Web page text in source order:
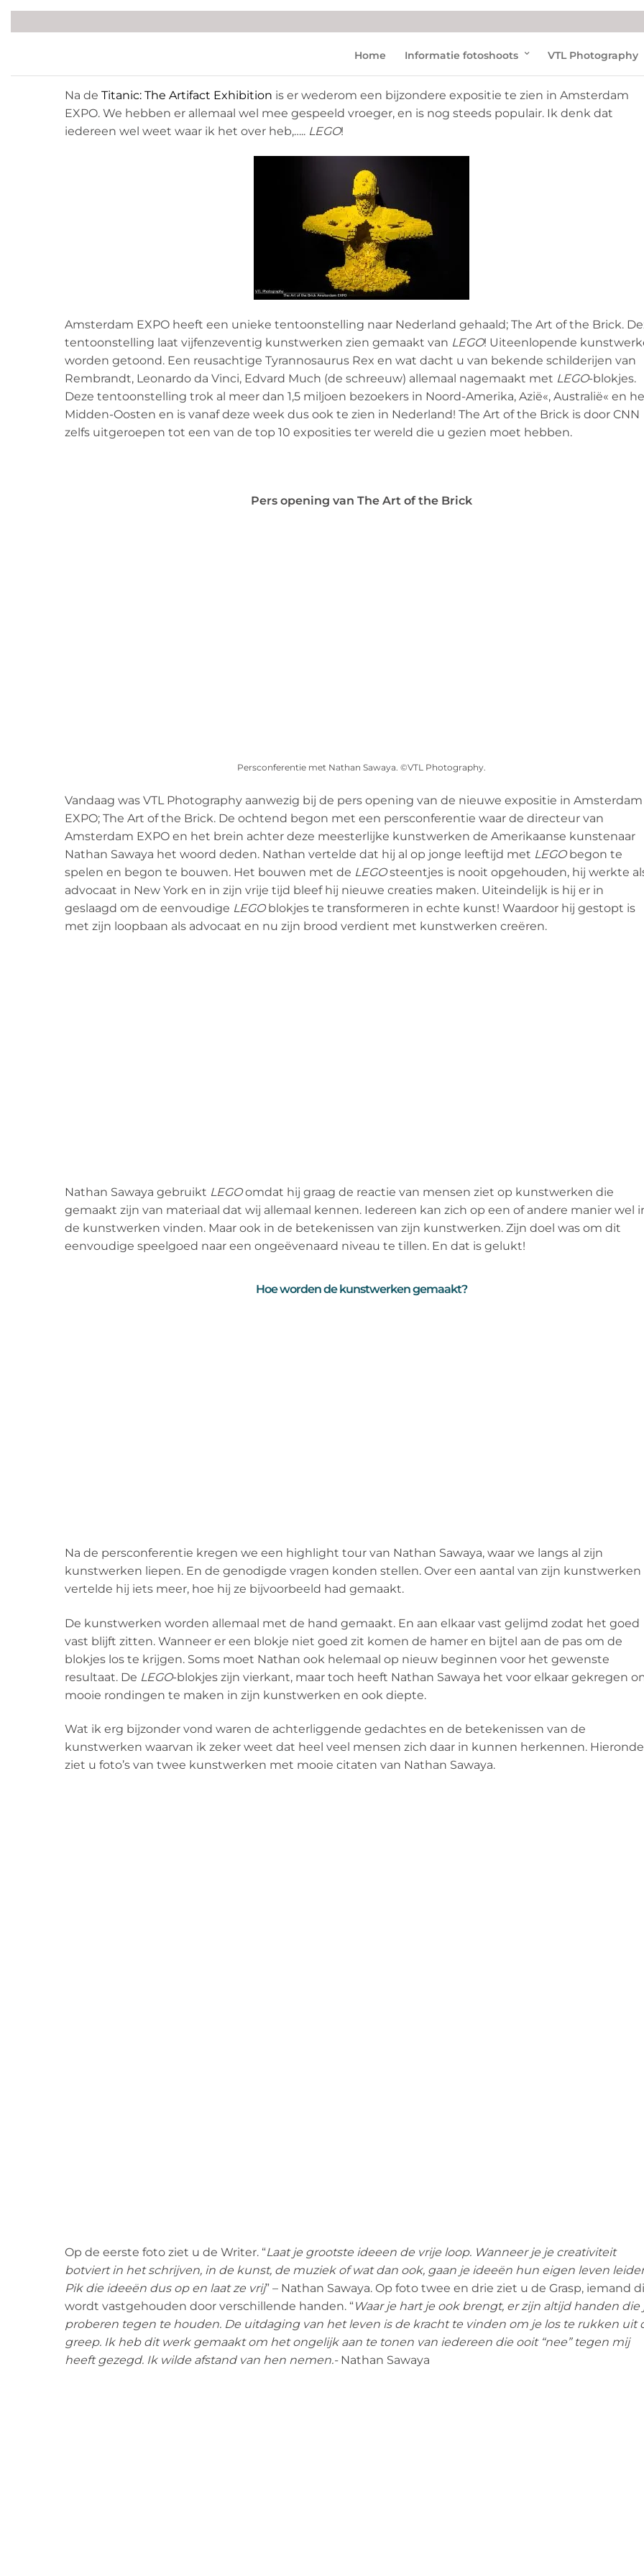
Home Informatie fotoshoots VTL Photography
The Art of the Brick
Na de Titanic: The Artifact Exhibition is er wederom een bijzondere expositie te zien in Amsterdam
EXPO. We hebben er allemaal wel mee gespeeld vroeger, en is nog steeds populair. Ik denk dat
iedereen wel weet waar ik het over heb,….. LEGO!
Amsterdam EXPO heeft een unieke tentoonstelling naar Nederland gehaald; The Art of the Brick.
tentoonstelling laat vijfenzeventig kunstwerken zien gemaakt van LEGO! Uiteenlopende
worden getoond. Een reusachtige Tyrannosaurus Rex en wat dacht u van bekende schilderijen van
Rembrandt, Leonardo da Vinci, Edvard Much (de schreeuw) allemaal nagemaakt met LEGO-blokjes.
Deze tentoonstelling trok al meer dan 1,5 miljoen bezoekers in Noord-Amerika, Azië«, Australië« en
Midden-Oosten en is vanaf deze week dus ook te zien in Nederland! The Art of the Brick is door CNN
zelfs uitgeroepen tot een van de top 10 exposities ter wereld die u gezien moet hebben.
Pers opening van The Art of the Brick
Persconferentie met Nathan Sawaya. ©VTL Photography.
Vandaag was VTL Photography aanwezig bij de pers opening van de nieuwe expositie in Amsterdam
EXPO; The Art of the Brick. De ochtend begon met een persconferentie waar de directeur van
Amsterdam EXPO en het brein achter deze meesterlijke kunstwerken de Amerikaanse kunstenaar
Nathan Sawaya het woord deden. Nathan vertelde dat hij al op jonge leeftijd met LEGObegon te
spelen en begon te bouwen. Het bouwen met de LEGOsteentjes is nooit opgehouden, hij werkte
advocaat in New York en in zijn vrije tijd bleef hij nieuwe creaties maken. Uiteindelijk is hij er in
geslaagd om de eenvoudige LEGOblokjes te transformeren in echte kunst! Waardoor hij gestopt is
met zijn loopbaan als advocaat en nu zijn brood verdient met kunstwerken creëren.
Nathan Sawaya gebruikt LEGOomdat hij graag de reactie van mensen ziet op kunstwerken die
gemaakt zijn van materiaal dat wij allemaal kennen. Iedereen kan zich op een of andere manier wel
de kunstwerken vinden. Maar ook in de betekenissen van zijn kunstwerken. Zijn doel was om dit
eenvoudige speelgoed naar een ongeëvenaard niveau te tillen. En dat is gelukt!
Hoe worden de kunstwerken gemaakt?
Na de persconferentie kregen we een highlight tour van Nathan Sawaya, waar we langs al zijn
kunstwerken liepen. En de genodigde vragen konden stellen. Over een aantal van zijn kunstwerken
vertelde hij iets meer, hoe hij ze bijvoorbeeld had gemaakt.
De kunstwerken worden allemaal met de hand gemaakt. En aan elkaar vast gelijmd zodat het goed
vast blijft zitten. Wanneer er een blokje niet goed zit komen de hamer en bijtel aan de pas om de
blokjes los te krijgen. Soms moet Nathan ook helemaal op nieuw beginnen voor het gewenste
resultaat. De LEGO-blokjes zijn vierkant, maar toch heeft Nathan Sawaya het voor elkaar gekregen
mooie rondingen te maken in zijn kunstwerken en ook diepte.
Wat ik erg bijzonder vond waren de achterliggende gedachtes en de betekenissen van de
kunstwerken waarvan ik zeker weet dat heel veel mensen zich daar in kunnen herkennen.
ziet u foto’s van twee kunstwerken met mooie citaten van Nathan Sawaya.
Op de eerste foto ziet u de Writer. “Laat je grootste ideeen de vrije loop. Wanneer je je creativiteit
botviert in het schrijven, in de kunst, de muziek of wat dan ook, gaan je ideeën hun eigen leven
Pik die ideeën dus op en laat ze vrij” – Nathan Sawaya. Op foto twee en drie ziet u de Grasp, iemand
wordt vastgehouden door verschillende handen. “ Waar je hart je ook brengt, er zijn altijd handen die
proberen tegen te houden. De uitdaging van het leven is de kracht te vinden om je los te rukken uit
greep. Ik heb dit werk gemaakt om het ongelijk aan te tonen van iedereen die ooit “nee” tegen mij
heeft gezegd. Ik wilde afstand van hen nemen.- Nathan Sawaya